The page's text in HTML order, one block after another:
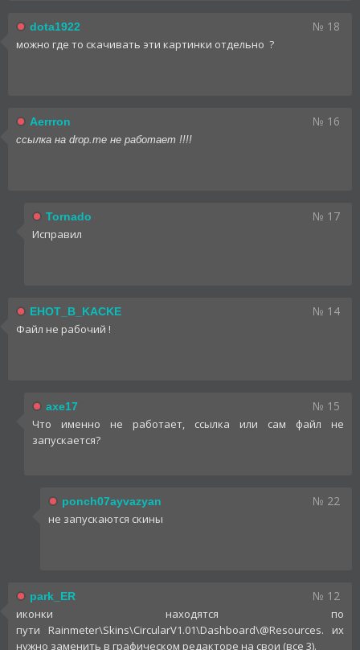
dota1922 № 18
можно где то скачивать эти картинки отдельно ?
Aerrron № 16
ссылка на drop.me не работает !!!!
Tornado № 17
Исправил
EHOT_B_KACKE № 14
Файл не рабочий !
axe17 № 15
Что именно не работает, ссылка или сам файл не
запускается?
ponch07ayvazyan № 22
не запускаются скины
park_ER № 12
иконки находятся по
пути Rainmeter\Skins\CircularV1.01\Dashboard\@Resources. их
нужно заменить в графическом редакторе на свои (все 3).